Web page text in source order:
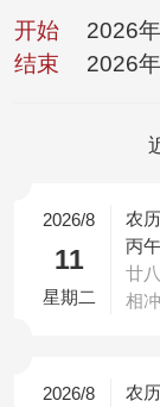
开始
2026
结束
2026
2026/8
11
星期二
农
丙
廿
相
2026/8
农